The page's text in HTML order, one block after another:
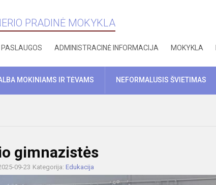
PRADINĖ MOKYKLA
PASLAUGOS ADMINISTRACINĖ INFORMACIJA MOKYKLA
MOKINIAMS IR TĖVAMS NEFORMALUSIS ŠVIETIMAS
gimnazistės
09-23 Kategorija: Edukacija